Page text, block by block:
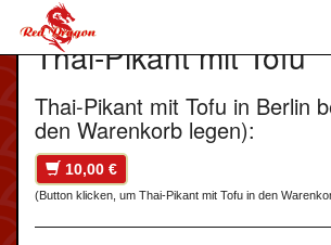
Thai-Pikant mit Tofu
Thai-Pikant mit Tofu in Berlin
den Warenkorb legen):
10,00 €
(Button klicken, um Thai-Pikant mit Tofu in den